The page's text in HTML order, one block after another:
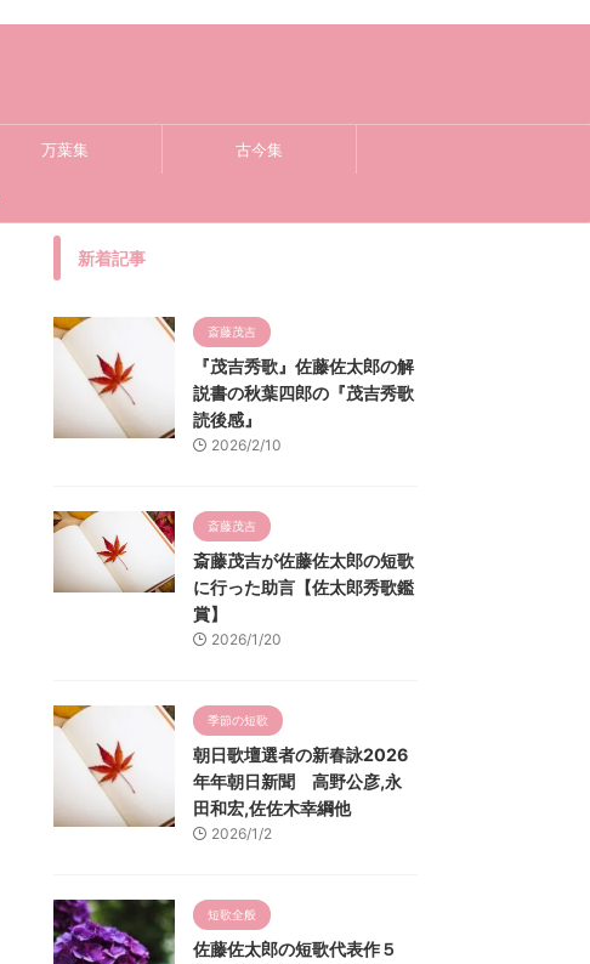
万葉集 古今集
新着記事
斎藤茂吉
『茂吉秀歌』佐藤佐太郎の解
説書の秋葉四郎の『茂吉秀歌
読後感』
2026/2/10
斎藤茂吉
斎藤茂吉が佐藤佐太郎の短歌
に行った助言【佐太郎秀歌鑑
賞】
2026/1/20
季節の短歌
朝日歌壇選者の新春詠2026
年年朝日新聞 高野公彦,永
田和宏,佐佐木幸綱他
2026/1/2
短歌全般
佐藤佐太郎の短歌代表作５